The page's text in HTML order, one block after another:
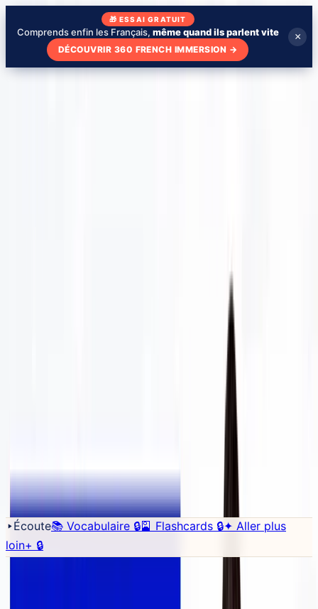
🎁 ESSAI GRATUIT
Comprends enfin les Français, même quand ils parlent vite
DÉCOUVRIR 360 FRENCH IMMERSION →
×
France in Fast spoken french
La transcription complète de la vidéo, les mots cliquables avec
Crée un compte
gratuit pour sauvegarder les mots que tu ne comprends pas.
+ un parcours en 14 semaines.
~5minde test·échelleCECR·5compétences
Faire le test →
Écoute📚 Vocabulaire 🔒🎴 Flashcards 🔒✦ Aller plus
loin+ 🔒